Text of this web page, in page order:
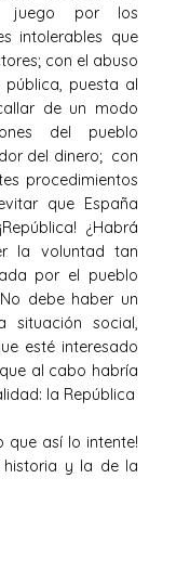
juego por los
intolerables que
con el abuso
puesta al
de un modo
del pueblo
del dinero; con
procedimientos
que España
¿Habrá
la voluntad tan
por el pueblo
debe haber un
situación social,
esté interesado
al cabo habría
la República
que así lo intente!
y la de la